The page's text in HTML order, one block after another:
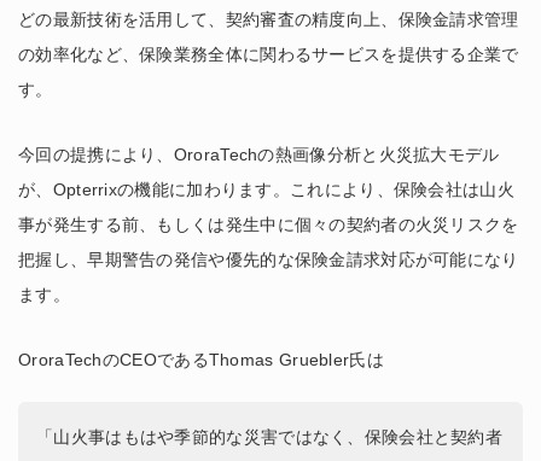
どの最新技術を活用して、契約審査の精度向上、保険金請求管理
の効率化など、保険業務全体に関わるサービスを提供する企業で
す。
今回の提携により、OroraTechの熱画像分析と火災拡大モデル
が、Opterrixの機能に加わります。これにより、保険会社は山火
事が発生する前、もしくは発生中に個々の契約者の火災リスクを
把握し、早期警告の発信や優先的な保険金請求対応が可能になり
ます。
OroraTechのCEOであるThomas Gruebler氏は
「山火事はもはや季節的な災害ではなく、保険会社と契約者